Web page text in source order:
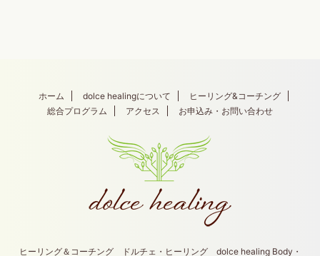
ホーム dolce healingについて
ヒーリング&コーチング
総合プログラム
アクセス お申込み・お問い合わせ
ヒーリング＆コーチング ドルチェ・ヒーリング dolce healing Body・